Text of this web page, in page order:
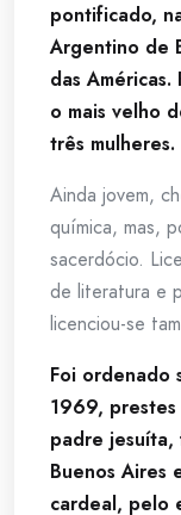
pontificado,
Argentino de
das
o mais velho
três mulheres.
Ainda jovem,
química, mas,
sacerdócio.
de literatura e
licenciou-se
Foi ordenado
1969, prestes
padre
Buenos Aires
cardeal, pelo